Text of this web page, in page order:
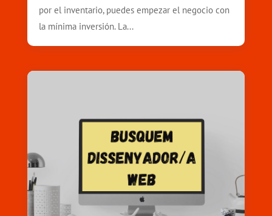
por el inventario, puedes empezar el negocio con
la mínima inversión. La...